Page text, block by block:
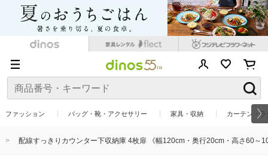
ファッション バッグ・靴・アクセサリー 家具・収納 カーテン・
配線すっきりカウンター下収納庫 4枚扉 《幅120cm・奥行20cm・高さ60～